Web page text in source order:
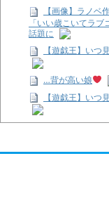
【画像】ラノベ
「いい歳こいてラ
話題に
【遊戯王】い
…背が高い娘
【遊戯王】いつ
「洋画に日本版
【ギャルゲ】「
歌うよ！